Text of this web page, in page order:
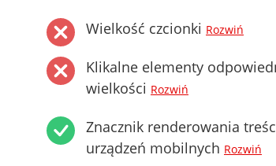
Wielkość czcionki Rozwiń
Klikalne elementy
wielkości Rozwiń
Znacznik renderowania
urządzeń mobilnych Rozwiń